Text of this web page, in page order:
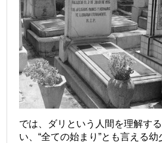
では、ダリという人間を理解す
い、“全ての始まり”とも言える